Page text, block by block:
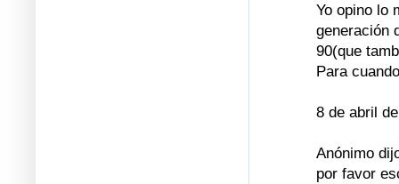
Yo opino lo
generación
90(que
Para
8 de abril
Anónimo
por favor